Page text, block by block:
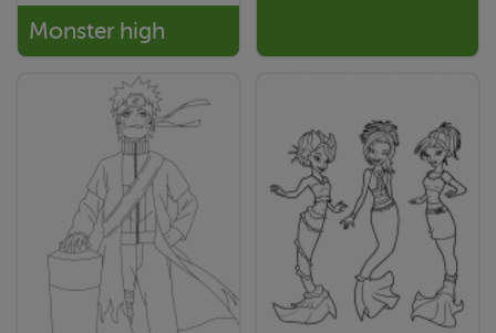
Monster high